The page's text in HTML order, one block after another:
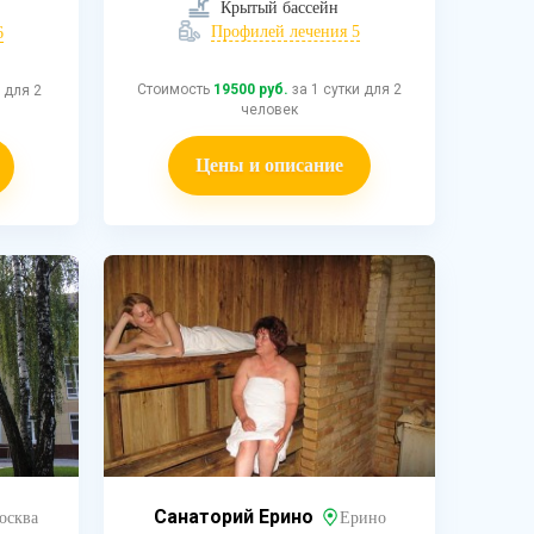
для 2
Крытый бассейн
Профилей лечения 5
Стоимость 19500 руб. за 1 сутки для 2
человек
Цены и описание
Санаторий Ерино Ерино